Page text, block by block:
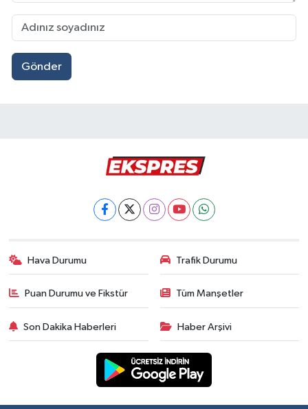
Gönder
Hava Durumu Trafik Durumu
Puan Durumu ve Fikstür Tüm Manşetler
Son Dakika Haberleri Haber Arşivi